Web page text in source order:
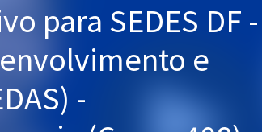
para SEDES DF -
e
-